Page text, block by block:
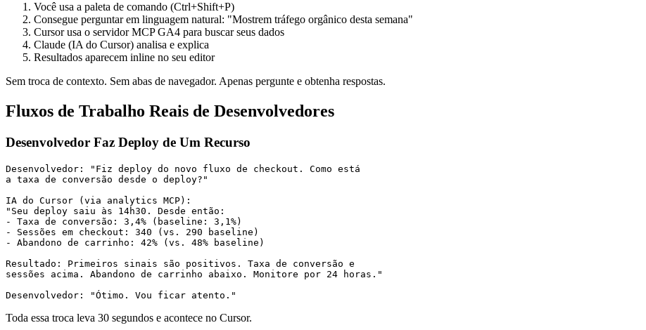
Você usa a paleta de comando (Ctrl+Shift+P)
Consegue perguntar em linguagem natural: "Mostrem tráfego orgânico desta semana"
Cursor usa o servidor MCP GA4 para buscar seus dados
Claude (IA do Cursor) analisa e explica
Resultados aparecem inline no seu editor
Sem troca de contexto. Sem abas de navegador. Apenas pergunte e obtenha respostas.
Fluxos de Trabalho Reais de Desenvolvedores
Desenvolvedor Faz Deploy de Um Recurso
Desenvolvedor: "Fiz deploy do novo fluxo de checkout. Como está
a taxa de conversão desde o deploy?"
IA do Cursor (via analytics MCP):
"Seu deploy saiu às 14h30. Desde então:
- Taxa de conversão: 3,4% (baseline: 3,1%)
- Sessões em checkout: 340 (vs. 290 baseline)
- Abandono de carrinho: 42% (vs. 48% baseline)
Resultado: Primeiros sinais são positivos. Taxa de conversão e
sessões acima. Abandono de carrinho abaixo. Monitore por 24 horas."
Toda essa troca leva 30 segundos e acontece no Cursor.